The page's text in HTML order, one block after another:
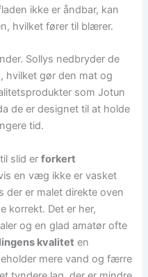
ikke er åndbar, kan
hvilket fører til blærer.
Sollys nedbryder de
hvilket gør den mat og
som Jotun
de er designet til at holde
tid.
slid erforkert
en væg ikke er vasket
der er malet direkte oven
korrekt. Det er her,
og en glad amatør ofte
kvalitet en
mere vand og færre